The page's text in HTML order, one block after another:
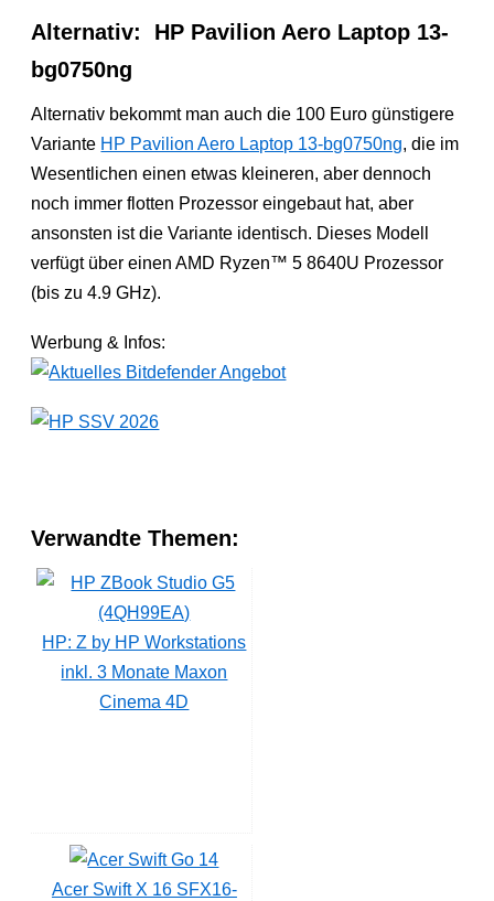
Alternativ: HP Pavilion Aero Laptop 13-
bg0750ng
Alternativ bekommt man auch die 100 Euro günstigere
Variante HP Pavilion Aero Laptop 13-bg0750ng, die im
Wesentlichen einen etwas kleineren, aber dennoch
noch immer flotten Prozessor eingebaut hat, aber
ansonsten ist die Variante identisch. Dieses Modell
verfügt über einen AMD Ryzen™ 5 8640U Prozessor
(bis zu 4.9 GHz).
Werbung & Infos:
Verwandte Themen:
HP: Z by HP Workstations
inkl. 3 Monate Maxon
Cinema 4D
Acer Swift X 16 SFX16-